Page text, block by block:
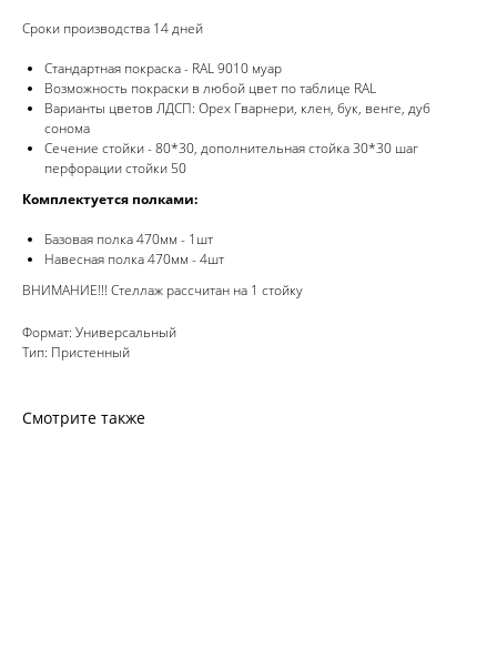
Сроки производства 14 дней
Стандартная покраска - RAL 9010 муар
Возможность покраски в любой цвет по таблице RAL
Варианты цветов ЛДСП: Орех Гварнери, клен, бук, венге, дуб
сонома
Сечение стойки - 80*30, дополнительная стойка 30*30 шаг
перфорации стойки 50
Комплектуется полками:
Базовая полка 470мм - 1шт
Навесная полка 470мм - 4шт
ВНИМАНИЕ!!! Стеллаж рассчитан на 1 стойку
Формат: Универсальный
Тип: Пристенный
Смотрите также